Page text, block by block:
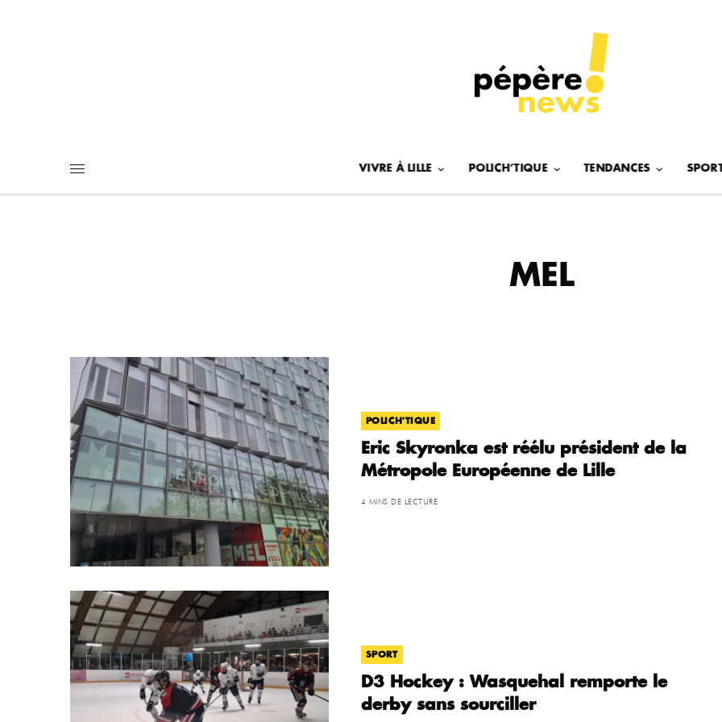
VIVRE À LILLE POLICH’TIQUE TENDANCES SPORT
MEL
POLICH'TIQUE
Eric Skyronka est réélu président de la
Métropole Européenne de Lille
4 MINS DE LECTURE
SPORT
D3 Hockey : Wasquehal remporte le
derby sans sourciller